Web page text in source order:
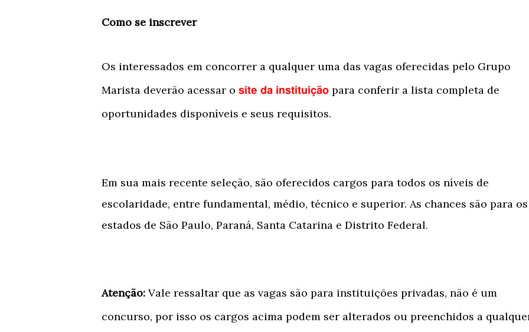
Como se inscrever
Os interessados em concorrer a qualquer uma das vagas oferecidas pelo Grupo
Marista deverão acessar o site da instituição para conferir a lista completa de
oportunidades disponíveis e seus requisitos.
Em sua mais recente seleção, são oferecidos cargos para todos os níveis de
escolaridade, entre fundamental, médio, técnico e superior. As chances são para os
estados de São Paulo, Paraná, Santa Catarina e Distrito Federal.
Atenção: Vale ressaltar que as vagas são para instituições privadas, não é um
concurso, por isso os cargos acima podem ser alterados ou preenchidos a